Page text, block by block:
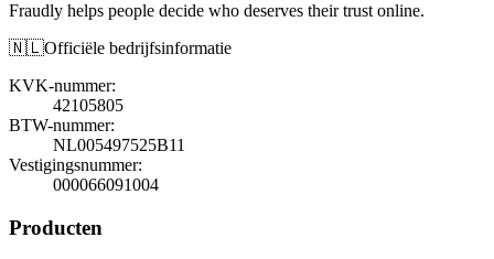
Fraudly helps people decide who deserves their trust online.
🇳🇱Officiële bedrijfsinformatie
KVK-nummer:
42105805
BTW-nummer:
NL005497525B11
Vestigingsnummer:
000066091004
Producten